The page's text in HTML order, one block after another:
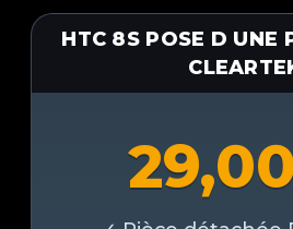
HTC 8S POSE D UNE
29,00